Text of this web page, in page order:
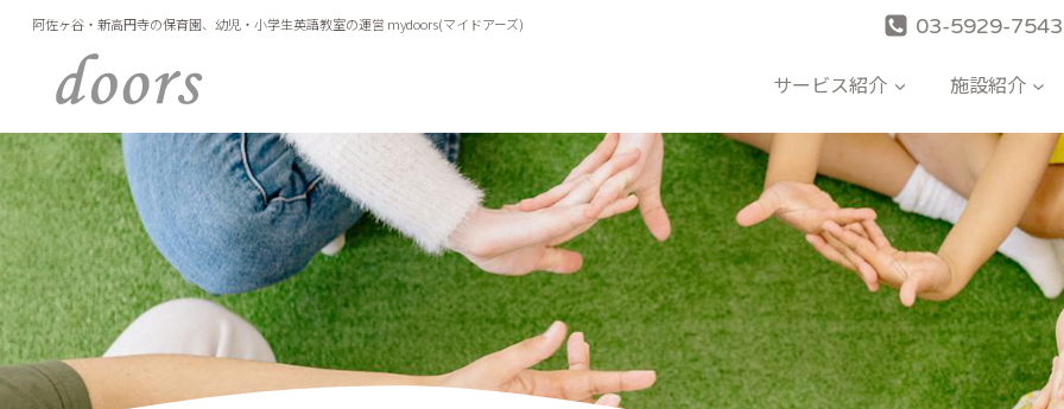
キ
ッ
プ
阿佐ヶ谷・新高円寺の保育園、幼児・小学生英語教室の運営 mydoors(マイドアーズ) 03-5929-7543
サービス紹介 施設紹介